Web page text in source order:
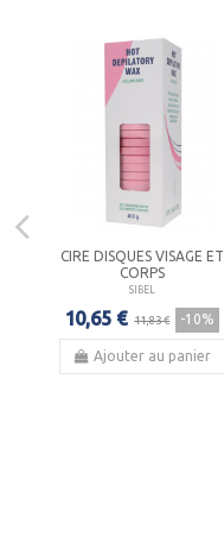
CIRE DISQUES VISAGE ET
CORPS
SIBEL
10,65 € 11,83 € -10%
Ajouter au panier